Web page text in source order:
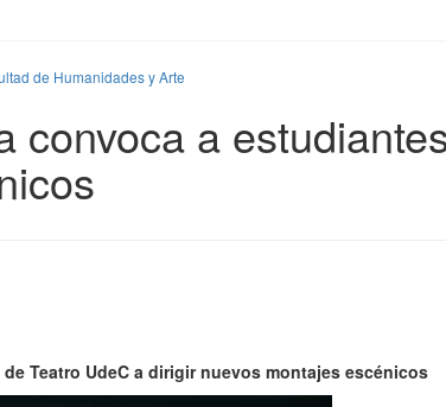
de Humanidades y Arte
convoca a
Teatro UdeC a dirigir nuevos montajes escénicos